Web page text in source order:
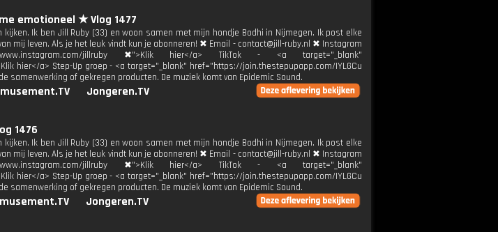
emotioneel ★ Vlog 1477
Ik ben Jill Ruby (33) en woon samen met mijn hondje Bodhi in Nijmegen. Ik post elke
mij leven. Als je het leuk vindt kun je abonneren! ✖ Email - contact@jill-ruby.nl ✖ Instagram
jillruby ✖">Klik hier</a> TikTok - <a target="_blank"
hier</a> Step-Up groep - <a target="_blank" href="https://join.thestepupapp.com/IYLGCu
samenwerking of gekregen producten. De muziek komt van Epidemic Sound.
Jongeren.TV
1476
Ik ben Jill Ruby (33) en woon samen met mijn hondje Bodhi in Nijmegen. Ik post elke
mij leven. Als je het leuk vindt kun je abonneren! ✖ Email - contact@jill-ruby.nl ✖ Instagram
jillruby ✖">Klik hier</a> TikTok - <a target="_blank"
hier</a> Step-Up groep - <a target="_blank" href="https://join.thestepupapp.com/IYLGCu
samenwerking of gekregen producten. De muziek komt van Epidemic Sound.
Jongeren.TV